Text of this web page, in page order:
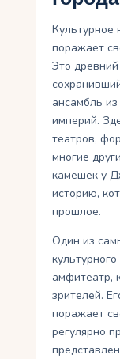
Культурное
поражает
Это
ансамбль
империй.
театров,
многие
камешек у
историю,
прошлое.
Один из
амфитеатр,
зрителей.
поражает
регулярно